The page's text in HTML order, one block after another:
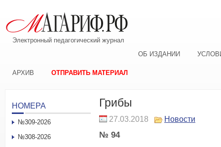
Электронный педагогический журнал
ОБ ИЗДАНИИ
АРХИВ ОТПРАВИТЬ МАТЕРИАЛ
Грибы
27.03.2018 Новости
№ 94
НОМЕРА
№309-2026
№308-2026